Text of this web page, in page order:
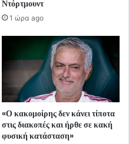
Ντόρτμουντ
1 ώρα ago
«Ο κακομοίρης δεν κάνει τίποτα
στις διακοπές και ήρθε σε κακή
φυσική κατάσταση»